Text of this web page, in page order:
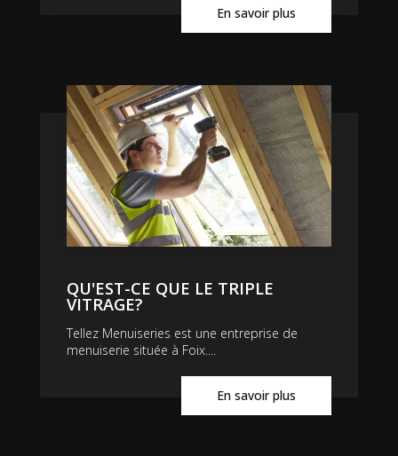
En savoir plus
QU'EST-CE QUE LE TRIPLE
VITRAGE?
Tellez Menuiseries est une entreprise de
menuiserie située à Foix....
En savoir plus